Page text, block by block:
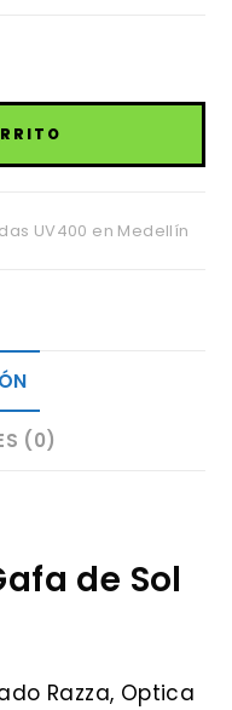
UV400 en Medellín
(0)
de Sol
Razza, Optica